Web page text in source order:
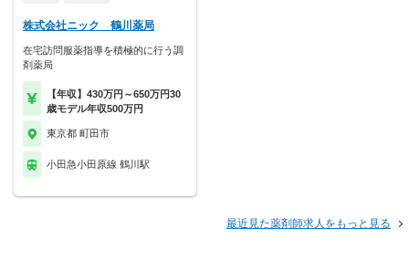
株式会社ニック 鶴川薬局
在宅訪問服薬指導を積極的に行う調
剤薬局
【年収】430万円～650万円30
歳モデル年収500万円
東京都 町田市
小田急小田原線 鶴川駅
最近見た薬剤師求人をもっと見る